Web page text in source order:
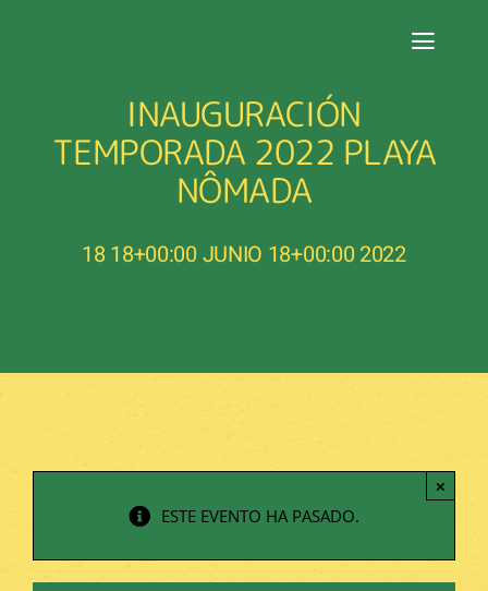
PORTADA
RESEÑAS
INAUGURACIÓN
TEMPORADA 2022 PLAYA
NÔMADA
18 18+00:00 JUNIO 18+00:00 2022
ESTE EVENTO HA PASADO.
×